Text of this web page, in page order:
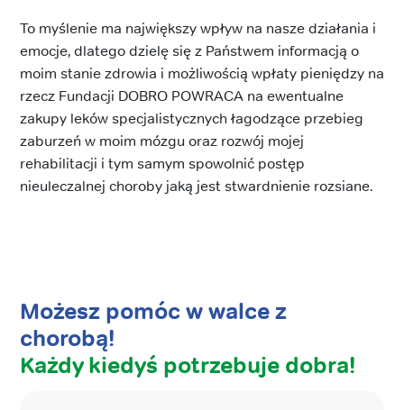
To myślenie ma największy wpływ na nasze działania i
emocje, dlatego dzielę się z Państwem informacją o
moim stanie zdrowia i możliwością wpłaty pieniędzy na
rzecz Fundacji DOBRO POWRACA na ewentualne
zakupy leków specjalistycznych łagodzące przebieg
zaburzeń w moim mózgu oraz rozwój mojej
rehabilitacji i tym samym spowolnić postęp
nieuleczalnej choroby jaką jest stwardnienie rozsiane.
Możesz pomóc w walce z
chorobą!
Każdy kiedyś potrzebuje dobra!